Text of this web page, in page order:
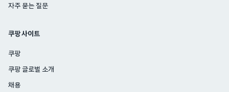
자주 묻는 질문
쿠팡 사이트
쿠팡
쿠팡 글로벌 소개
채용